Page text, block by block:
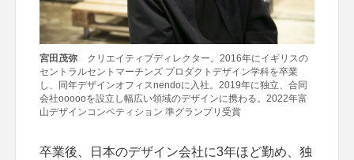
宮田茂弥 クリエイティブディレクター。2016年にイギリスの
セントラルセントマーチンズ プロダクトデザイン学科を卒業
し、同年デザインオフィスnendoに入社。2019年に独立、合同
会社oooooを設立し幅広い領域のデザインに携わる。2022年富
山デザインコンペティション 準グランプリ受賞
卒業後、日本のデザイン会社に3年ほど勤め、独